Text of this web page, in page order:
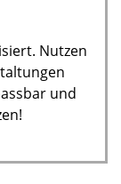
Nutzen
und